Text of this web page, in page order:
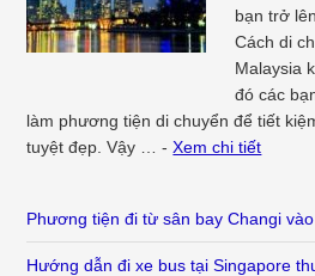
bạn trở
Cách di
Malaysia
đó các
làm phương tiện di chuyển để tiết
tuyệt đẹp. Vậy … -Xem chi tiết
Phương tiện đi từ sân bay Changi
Hướng dẫn đi xe bus tại Singapore